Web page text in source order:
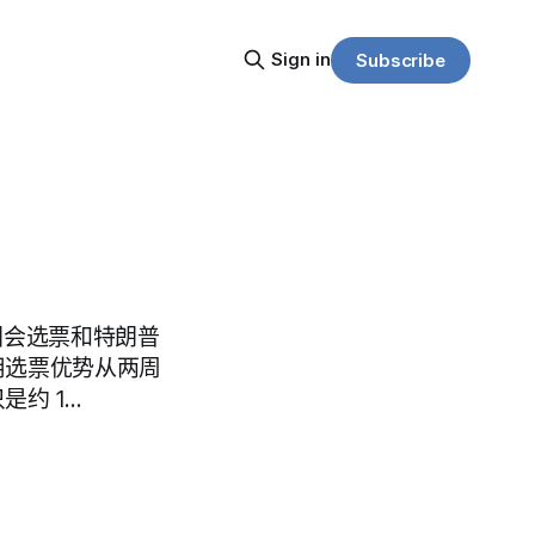
Sign in Subscribe
选票和特朗普
票优势从两周
约 1…